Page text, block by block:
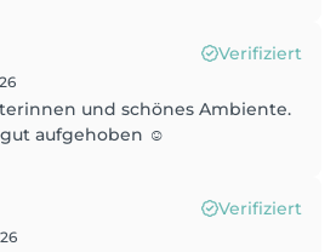
Verifiziert
und schönes Ambiente.
aufgehoben ☺️
Verifiziert